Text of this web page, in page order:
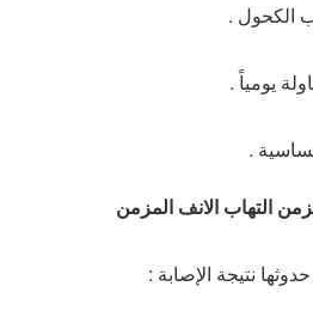
الكحول .
يومياً .
.
التهاب الانف المزمن
نتيجة الإصابة :